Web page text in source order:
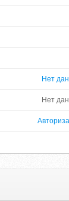
Нет
Нет